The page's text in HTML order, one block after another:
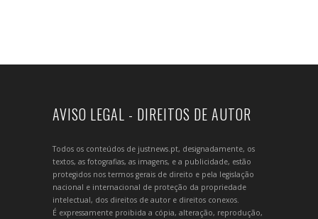
AVISO LEGAL - DIREITOS DE AUTOR
Todos os conteúdos de justnews.pt, designadamente, os
textos, as fotografias, as imagens, e a publicidade, estão
protegidos nos termos gerais de direito e pela legislação
nacional e internacional de proteção da propriedade
intelectual, dos direitos de autor e direitos conexos.
É expressamente proibida a cópia, alteração, reprodução,